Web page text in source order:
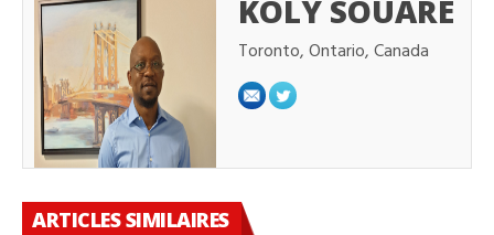
KOLY SOUARE
Toronto, Ontario, Canada
ARTICLES SIMILAIRES